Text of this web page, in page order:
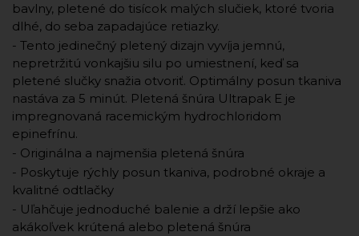
bavlny, pletené do tisícok malých slučiek, ktoré tvoria
dlhé, do seba zapadajúce retiazky.
- Tento jedinečný pletený dizajn vyvíja jemnú,
nepretržitú vonkajšiu silu po umiestnení, keď sa
pletené slučky snažia otvoriť. Optimálny posun tkaniva
nastáva za 5 minút. Pletená šnúra Ultrapak E je
impregnovaná racemickým hydrochloridom
epinefrínu.
- Originálna a najmenšia pletená šnúra
- Poskytuje rýchly posun tkaniva, podrobné okraje a
kvalitné odtlačky
- Uľahčuje jednoduché balenie a drží lepšie ako
akákoľvek krútená alebo pletená šnúra